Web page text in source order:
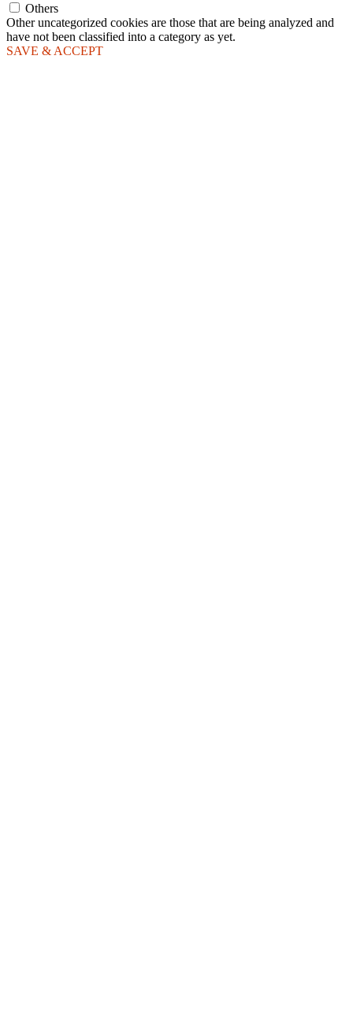
Others
Other uncategorized cookies are those that are being analyzed and
have not been classified into a category as yet.
SAVE & ACCEPT